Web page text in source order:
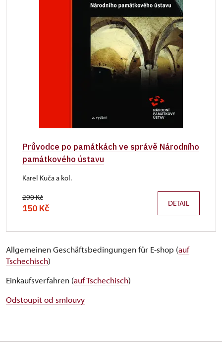
Průvodce po památkách ve správě Národního
památkového ústavu
Karel Kuča a kol.
290 Kč
150 Kč DETAIL
Allgemeinen Geschäftsbedingungen für E-shop (auf
Tschechisch)
Einkaufsverfahren (auf Tschechisch)
Odstoupit od smlouvy